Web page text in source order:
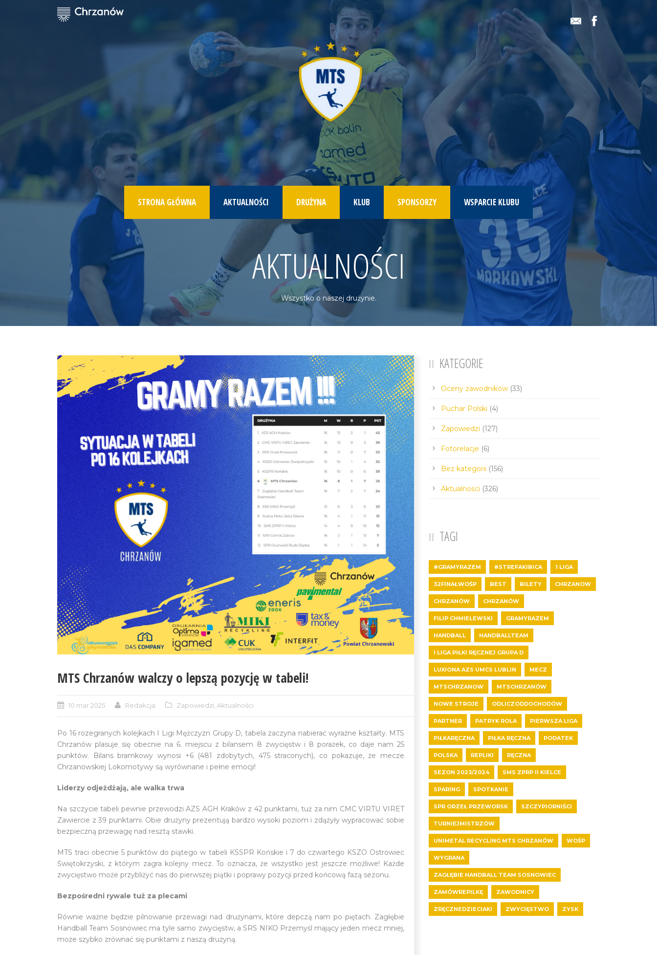
STRONA GŁÓWNA AKTUALNOŚCI DRUŻYNA KLUB SPONSORZY WSPARCIE KLUBU
AKTUALNOŚCI
Wszystko o naszej drużynie.
MTS Chrzanów walczy o lepszą pozycję w tabeli!
10 mar 2025 Redakcja Zapowiedzi Aktualności
Po 16 rozegranych kolejkach I Ligi Mężczyzn Grupy D, tabela zaczyna nabierać wyraźne kształty. MTS
Chrzanów plasuje się obecnie na 6. miejscu z bilansem 8 zwycięstw i 8 porażek, co daje nam 25
punktów. Bilans bramkowy wynosi +6 (481 zdobytych, 475 straconych), co pokazuje, że mecze
Chrzanowskiej Lokomotywy są wyrównane i pełne emocji!
Liderzy odjeżdżają, ale walka trwa
Na szczycie tabeli pewnie przewodzi AZS AGH Kraków z 42 punktami, tuż za nim CMC VIRTU VIRET
Zawiercie z 39 punktami. Obie drużyny prezentują bardzo wysoki poziom i zdążyły wypracować sobie
bezpieczną przewagę nad resztą stawki.
MTS traci obecnie 5 punktów do piątego w tabeli KSSPR Końskie i 7 do czwartego KSZO Ostrowiec
Świętokrzyski, z którym zagra kolejny mecz. To oznacza, że wszystko jest jeszcze możliwe! Każde
zwycięstwo może przybliżyć nas do pierwszej piątki i poprawy pozycji przed końcową fazą sezonu.
Bezpośredni rywale tuż za plecami
Równie ważne będzie pilnowanie przewagi nad drużynami, które depczą nam po piętach. Zagłębie
Handball Team Sosnowiec ma tyle samo zwycięstw, a SRS NIKO Przemyśl mający jeden mecz mniej,
może szybko zrównać się punktami z naszą drużyną.
KATEGORIE
Oceny zawodników (33)
Puchar Polski (4)
Zapowiedzi (127)
Fotorelacje (6)
Bez kategorii (156)
Aktualności (326)
TAGI
#GRAMYRAZEM #STREFAKIBICA 1 LIGA
32FINAŁWOŚP BEST BILETY CHRZANOW
CHRZANÓW CHRZANÓW
FILIP CHMIELEWSKI GRAMYRAZEM
HANDBALL HANDBALLTEAM
I LIGA PIŁKI RĘCZNEJ GRUPA D
LUXIONA AZS UMCS LUBLIN MECZ
MTSCHRZANOW MTSCHRZANÓW
NOWE STROJE ODLICZODDOCHODÓW
PARTNER PATRYK ROLA PIERWSZA LIGA
PIŁKARĘCZNA PIŁKA RĘCZNA PODATEK
POLSKA REPLIKI RĘCZNA
SEZON 2023/2024 SMS ZPRP II KIELCE
SPARING SPOTKANIE
SPR ORZEŁ PRZEWORSK SZCZYPIORNIŚCI
TURNIEJMISTRZÓW
UNIMETAL RECYCLING MTS CHRZANÓW WOŚP
WYGRANA
ZAGŁĘBIE HANDBALL TEAM SOSNOWIEC
ZAMÓWREPILKĘ ZAWODNICY
ZRĘCZNEDZIECIAKI ZWYCIĘSTWO ZYSK